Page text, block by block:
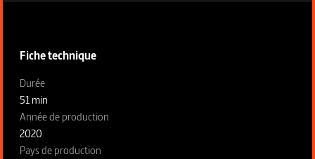
Fiche technique
Fiche technique section gauche
Durée
51 min
Année de production
2020
Pays de production